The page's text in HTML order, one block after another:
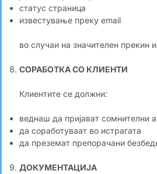
статус страница
известување преку email
во случаи на значителен прекин
СОРАБОТКА СО КЛИЕНТИ
Клиентите се должни:
веднаш да пријават сомнителни
да соработуваат во истрагата
да преземат препорачани
ДОКУМЕНТАЦИЈА